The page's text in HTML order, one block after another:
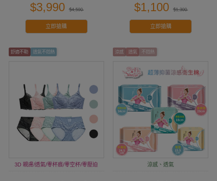
$3,990 $4,590
立即搶購
$1,100 $1,300
立即搶購
舒適不勒 透氣不悶熱
3D 親膚/透氣/零杯痕/零空杯/零壓迫
涼感 透氣 不悶熱
涼感、透氣